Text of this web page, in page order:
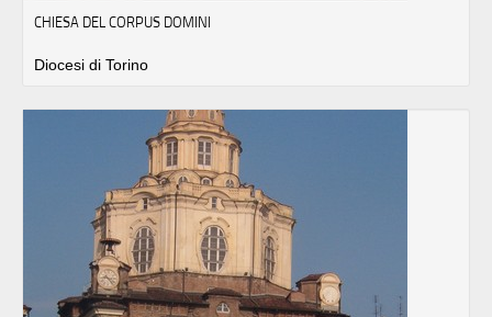
CHIESA DEL CORPUS DOMINI
Diocesi di Torino